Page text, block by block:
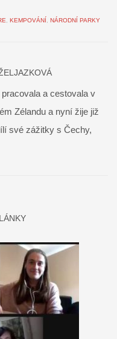
, KEMPOVÁNÍ, NÁRODNÍ PARKY
a cestovala v
Zélandu a nyní žije již
své zážitky s Čechy,